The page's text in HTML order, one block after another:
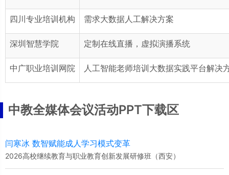
四川专业培训机构 需求大数据人工解决方案
深圳智慧学院 定制在线直播，虚拟演播系统
中广职业培训网院 人工智能老师培训大数据实践平台解决
中教全媒体会议活动PPT下载区
闫寒冰 数智赋能成人学习模式变革
2026高校继续教育与职业教育创新发展研修班（西安）